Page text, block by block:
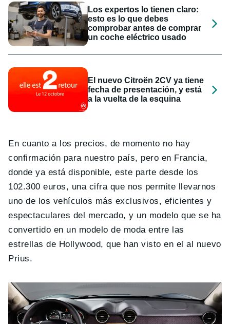
Los expertos lo tienen claro:
esto es lo que debes
comprobar antes de comprar
un coche eléctrico usado
El nuevo Citroën 2CV ya tiene
fecha de presentación, y está
a la vuelta de la esquina
En cuanto a los precios, de momento no hay
confirmación para nuestro país, pero en Francia,
donde ya está disponible, este parte desde los
102.300 euros, una cifra que nos permite llevarnos
uno de los vehículos más exclusivos, eficientes y
espectaculares del mercado, y un modelo que se ha
convertido en un modelo de moda entre las
estrellas de Hollywood, que han visto en el al nuevo
Prius.